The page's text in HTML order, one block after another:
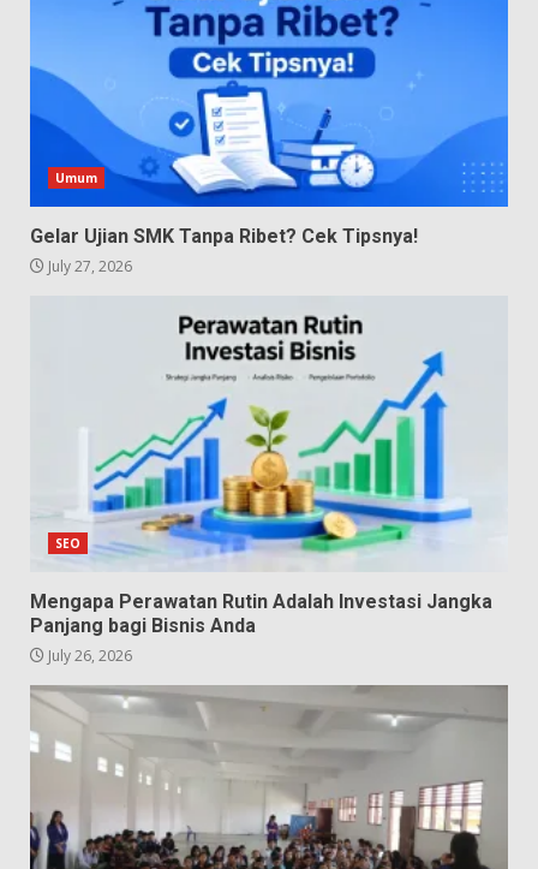
Umum
Gelar Ujian SMK Tanpa Ribet? Cek Tipsnya!
July 27, 2026
SEO
Mengapa Perawatan Rutin Adalah Investasi Jangka
Panjang bagi Bisnis Anda
July 26, 2026